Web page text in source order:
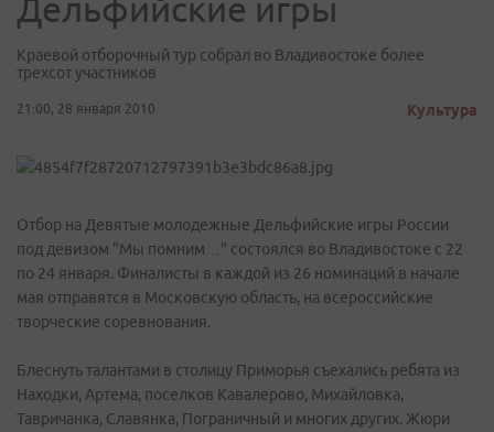
Дельфийские игры
Краевой отборочный тур собрал во Владивостоке более
трехсот участников
21:00, 28 января 2010 Культура
Отбор на Девятые молодежные Дельфийские игры России
под девизом "Мы помним…" состоялся во Владивостоке с 22
по 24 января. Финалисты в каждой из 26 номинаций в начале
мая отправятся в Московскую область, на всероссийские
творческие соревнования.
Блеснуть талантами в столицу Приморья съехались ребята из
Находки, Артема, поселков Кавалерово, Михайловка,
Тавричанка, Славянка, Пограничный и многих других. Жюри